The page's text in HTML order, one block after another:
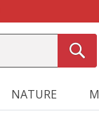
NATURE